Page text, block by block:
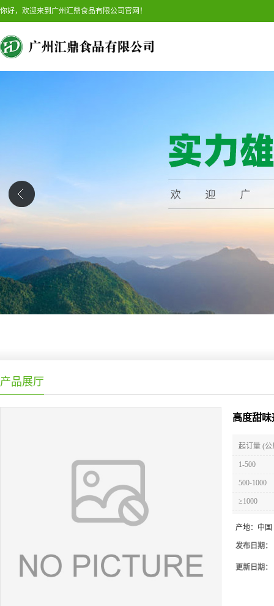
你好，欢迎来到广州汇鼎食品有限公司官网！
产品展厅
高度甜
起订量 (公
1-500
500-1000
≥1000
产地： 中国
发布日期：
更新日期：